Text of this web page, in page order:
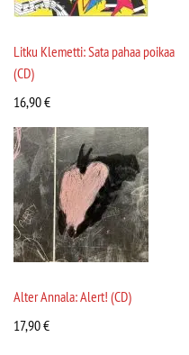
Litku Klemetti: Sata pahaa poikaa
(CD)
16,90€
Alter Annala: Alert! (CD)
17,90€